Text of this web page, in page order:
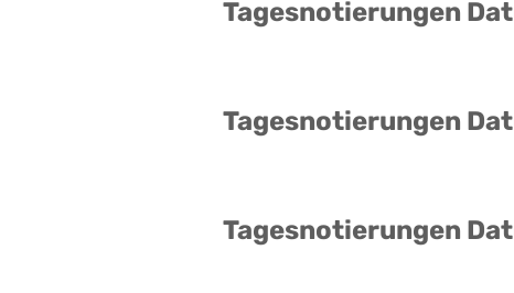
Tagesnotierungen
Tagesnotierungen
Tagesnotierungen